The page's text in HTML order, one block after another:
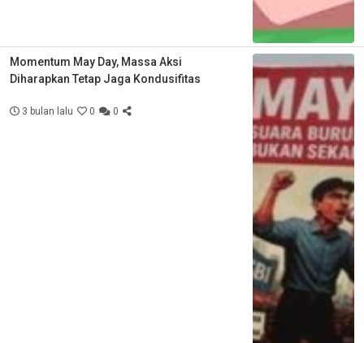
Momentum May Day, Massa Aksi
Diharapkan Tetap Jaga Kondusifitas
3 bulan lalu 0 0